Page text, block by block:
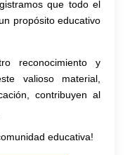
que todo el
propósito educativo
reconocimiento y
valioso material,
contribuyen al
educativa!